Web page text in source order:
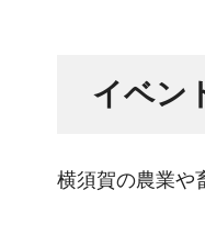
イベン
横須賀の農業や